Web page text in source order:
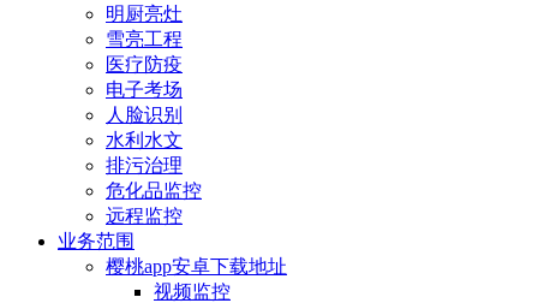
明厨亮灶
雪亮工程
医疗防疫
电子考场
人脸识别
水利水文
排污治理
危化品监控
远程监控
业务范围
樱桃app安卓下载地址
视频监控